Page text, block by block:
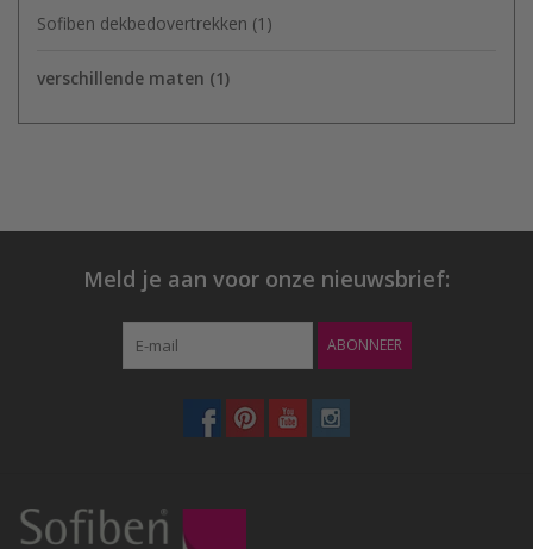
Sofiben dekbedovertrekken (1)
verschillende maten (1)
Meld je aan voor onze nieuwsbrief:
ABONNEER